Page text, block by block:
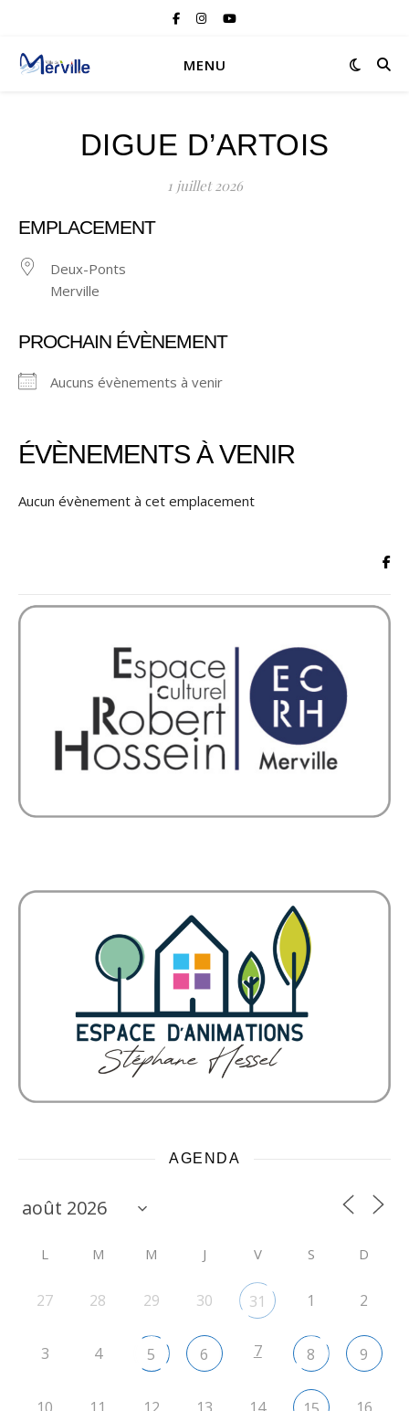
MENU
DIGUE D’ARTOIS
1 juillet 2026
EMPLACEMENT
Deux-Ponts
Merville
PROCHAIN ÉVÈNEMENT
Aucuns évènements à venir
ÉVÈNEMENTS À VENIR
Aucun évènement à cet emplacement
AGENDA
L M M J V S D
27 28 29 30 31 1 2
3 4 5 6 7 8 9